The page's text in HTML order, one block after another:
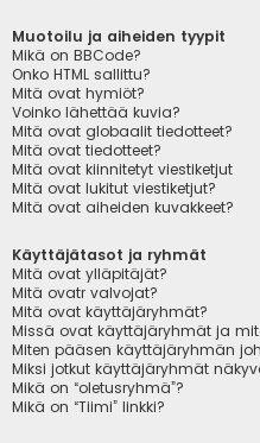
Muotoilu ja aiheiden tyypit
Mikä on BBCode?
Onko HTML sallittu?
Mitä ovat hymiöt?
Voinko lähettää kuvia?
Mitä ovat globaalit tiedotteet?
Mitä ovat tiedotteet?
Mitä ovat kiinnitetyt viestiketjut
Mitä ovat lukitut viestiketjut?
Mitä ovat aiheiden kuvakkeet?
Käyttäjätasot ja ryhmät
Mitä ovat ylläpitäjät?
Mitä ovatr valvojat?
Mitä ovat käyttäjäryhmät?
Missä ovat käyttäjäryhmät ja
Miten pääsen käyttäjäryhmän
Miksi jotkut käyttäjäryhmät
Mikä on “oletusryhmä”?
Mikä on “Tiimi” linkki?